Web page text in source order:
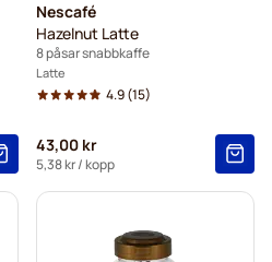
Nescafé
Hazelnut Latte
8 påsar snabbkaffe
Latte
4.9(15)
43,00 kr
5,38 kr/ kopp